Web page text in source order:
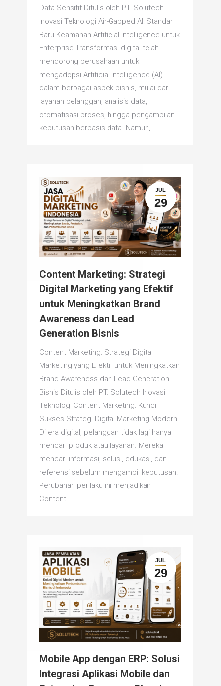
Data Sensitif Ditulis oleh PT. Solutech
Inovasi Teknologi Air-Gapped AI: Standar
Baru Keamanan Artificial Intelligence untuk
Enterprise Transformasi digital telah
mendorong perusahaan untuk
mengadopsi Artificial Intelligence (AI)
dalam berbagai aspek bisnis, mulai dari
layanan pelanggan, analisis data,
otomatisasi proses, hingga pengambilan
keputusan berbasis data. Namun,…
JUL
29
Content Marketing: Strategi
Digital Marketing yang Efektif
untuk Meningkatkan Brand
Awareness dan Lead
Generation Bisnis
Content Marketing: Strategi Digital
Marketing yang Efektif untuk Meningkatkan
Brand Awareness dan Lead Generation
Bisnis Ditulis oleh PT. Solutech Inovasi
Teknologi Content Marketing: Kunci
Sukses Strategi Digital Marketing Modern
Di era digital, pelanggan tidak lagi hanya
mencari produk atau layanan. Mereka
mencari informasi, solusi, edukasi, dan
referensi sebelum mengambil keputusan.
Perubahan perilaku ini menjadikan
Content…
JUL
29
Mobile App dengan ERP: Solusi
Integrasi Aplikasi Mobile dan